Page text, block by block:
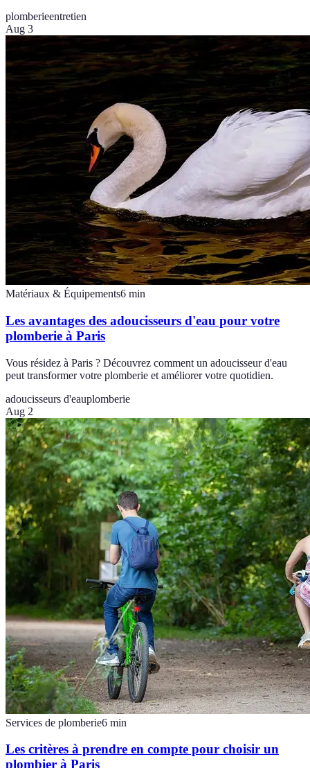
plomberieentretien
Aug 3
Matériaux & Équipements6 min
Les avantages des adoucisseurs d'eau pour votre
plomberie à Paris
Vous résidez à Paris ? Découvrez comment un adoucisseur d'eau
peut transformer votre plomberie et améliorer votre quotidien.
adoucisseurs d'eauplomberie
Aug 2
Services de plomberie6 min
Les critères à prendre en compte pour choisir un
plombier à Paris